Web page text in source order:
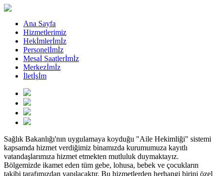
Ana Sayfa
Hizmetlerimiz
Hekİmlerİmİz
Personelİmİz
Mesaİ Saatlerİmİz
Merkezİmİz
İletİşİm
Sağlık Bakanlığı'nın uygulamaya koyduğu "Aile Hekimliği" sistemi
kapsamda hizmet verdiğimiz binamızda kurumumuza kayıtlı
vatandaşlarımıza hizmet etmekten mutluluk duymaktayız.
Bölgemizde ikamet eden tüm gebe, lohusa, bebek ve çocukların
takibi tarafımızdan yapılacaktır. Bu hizmetlerden herhangi birini özel